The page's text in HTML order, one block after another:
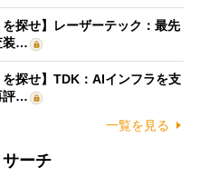
探せ】レーザーテック：最先
装…
を探せ】TDK：AIインフラを支
評…
一覧を見る
ーチ